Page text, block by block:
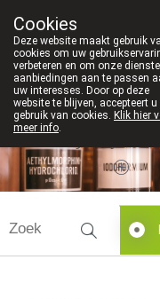
We vinden
02/
Cookies
Deze website maakt gebruik
cookies om uw
verbeteren en om onze
aanbiedingen aan te passen
uw interesses. Door op deze
website te blijven, accepteert
gebruik van cookies. Klik hier
meer info.